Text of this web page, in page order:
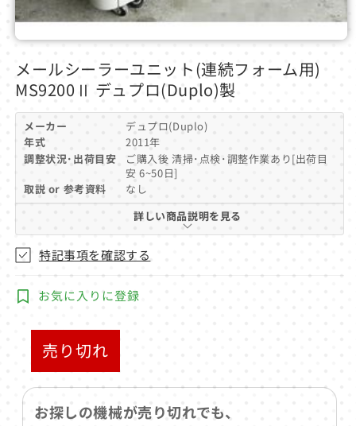
モ
ダ
ル
ィ
ア
を
開
メールシーラーユニット(連続フォーム用)
MS9200Ⅱ デュプロ(Duplo)製
メーカー
デュプロ(Duplo)
年式
2011年
調整状況･出荷目安
ご購入後 清掃･点検･調整作業あり[出荷目
安 6~50日]
取説 or 参考資料
なし
詳しい商品説明を見る
特記事項を確認する
お気に入りに登録
売り切れ
お探しの機械が売り切れでも、